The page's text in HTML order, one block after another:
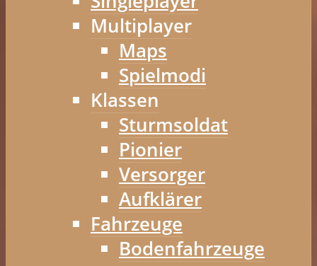
Multiplayer
Maps
Spielmodi
Klassen
Sturmsoldat
Pionier
Versorger
Aufklärer
Fahrzeuge
Bodenfahrzeuge